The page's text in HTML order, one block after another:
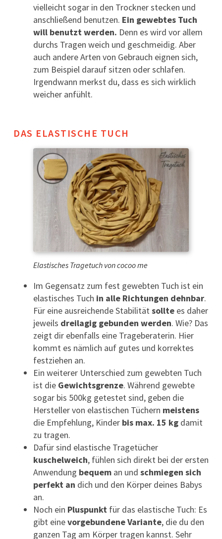
vielleicht sogar in den Trockner stecken und
anschließend benutzen. Ein gewebtes Tuch
will benutzt werden. Denn es wird vor allem
durchs Tragen weich und geschmeidig. Aber
auch andere Arten von Gebrauch eignen sich,
zum Beispiel darauf sitzen oder schlafen.
Irgendwann merkst du, dass es sich wirklich
weicher anfühlt.
DAS ELASTISCHE TUCH
Elastisches Tragetuch von cocoo me
Im Gegensatz zum fest gewebten Tuch ist ein
elastisches Tuch in alle Richtungen dehnbar.
Für eine ausreichende Stabilität sollte es daher
jeweils dreilagig gebunden werden. Wie? Das
zeigt dir ebenfalls eine Trageberaterin. Hier
kommt es nämlich auf gutes und korrektes
festziehen an.
Ein weiterer Unterschied zum gewebten Tuch
ist die Gewichtsgrenze. Während gewebte
sogar bis 500kg getestet sind, geben die
Hersteller von elastischen Tüchern meistens
die Empfehlung, Kinder bis max. 15 kg damit
zu tragen.
Dafür sind elastische Tragetücher
kuschelweich, fühlen sich direkt bei der ersten
Anwendung bequem an und schmiegen sich
perfekt an dich und den Körper deines Babys
an.
Noch ein Pluspunkt für das elastische Tuch: Es
gibt einevorgebundene Variante, die du den
ganzen Tag am Körper tragen kannst. Sehr